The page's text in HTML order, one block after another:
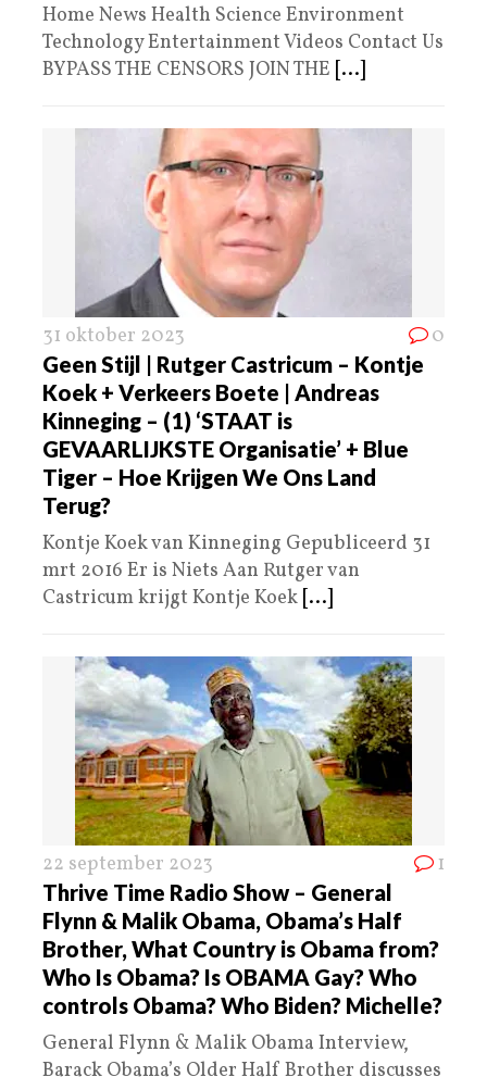
Home News Health Science Environment
Technology Entertainment Videos Contact Us
BYPASS THE CENSORS JOIN THE [...]
31 oktober 2023 0
Geen Stijl | Rutger Castricum – Kontje
Koek + Verkeers Boete | Andreas
Kinneging – (1) ‘STAAT is
GEVAARLIJKSTE Organisatie’ + Blue
Tiger – Hoe Krijgen We Ons Land
Terug?
Kontje Koek van Kinneging Gepubliceerd 31
mrt 2016 Er is Niets Aan Rutger van
Castricum krijgt Kontje Koek [...]
22 september 2023 1
Thrive Time Radio Show – General
Flynn & Malik Obama, Obama’s Half
Brother, What Country is Obama from?
Who Is Obama? Is OBAMA Gay? Who
controls Obama? Who Biden? Michelle?
General Flynn & Malik Obama Interview,
Barack Obama’s Older Half Brother discusses